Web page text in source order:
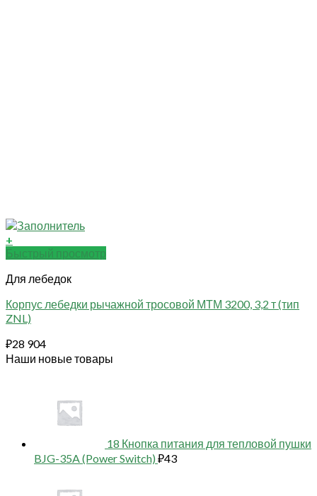
+
Быстрый просмотр
Для лебедок
Корпус лебедки рычажной тросовой МТМ 3200, 3,2 т (тип
ZNL)
₽28 904
Наши новые товары
18 Кнопка питания для тепловой пушки
BJG-35A (Power Switch) ₽43